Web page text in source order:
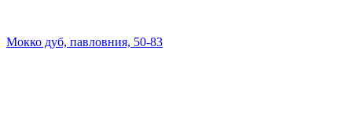
Мокко дуб, павловния, 50-83